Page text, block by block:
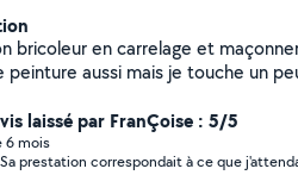
bricoleur en carrelage et
aussi mais je touche un peu à
laissé par FranÇoise : 5/5
6 mois
prestation correspondait à ce que